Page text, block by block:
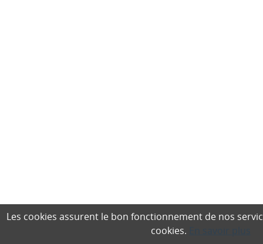
Les cookies assurent le bon fonctionnement de nos
cookies.